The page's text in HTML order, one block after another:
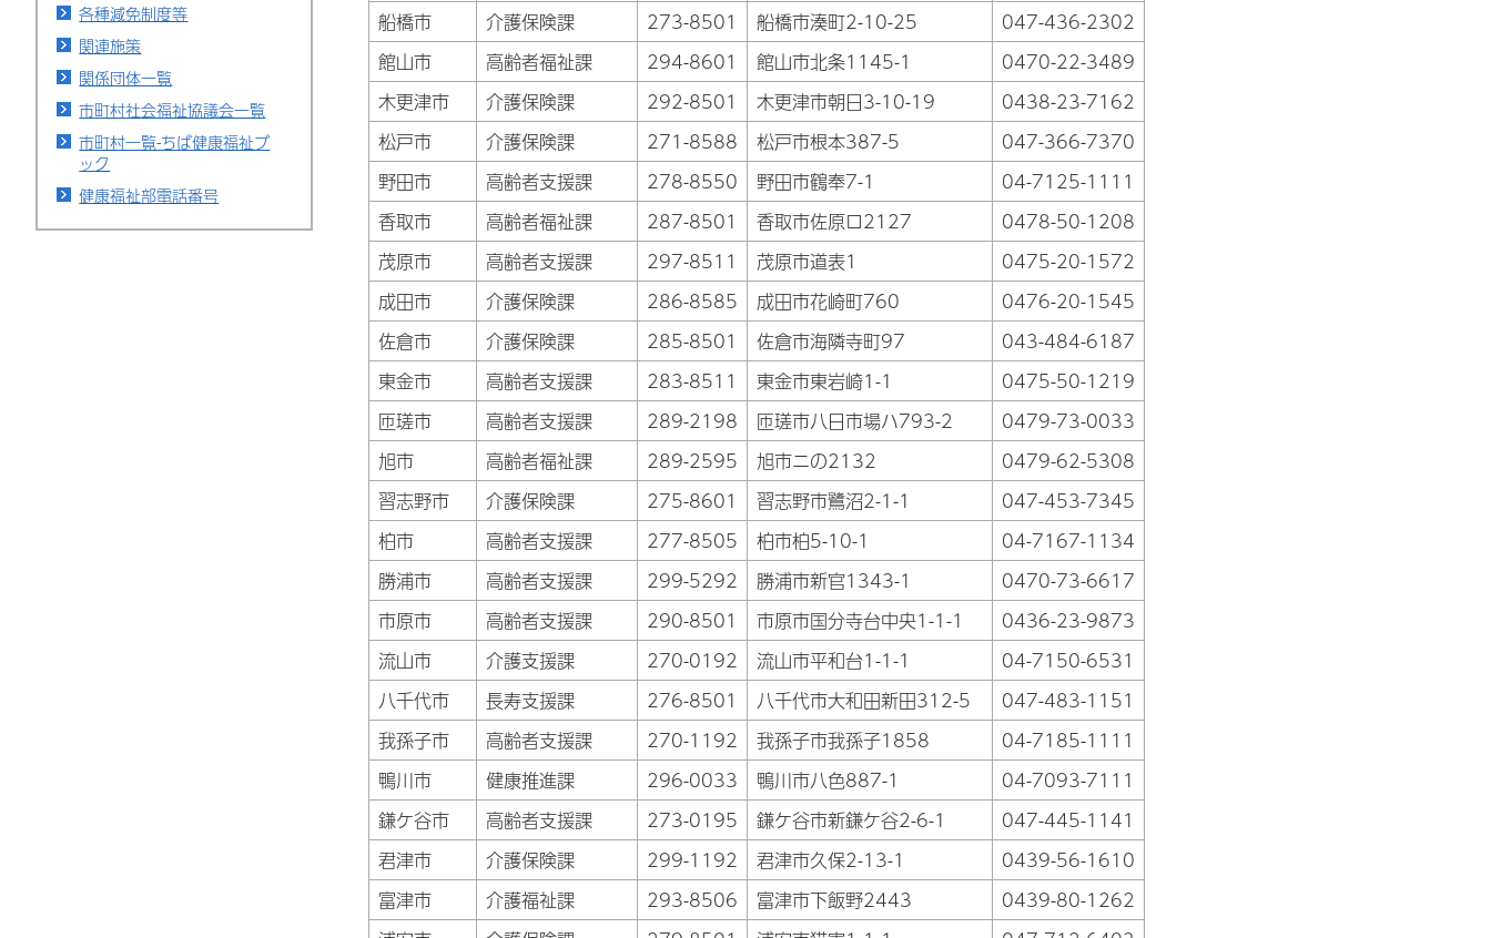
各種減免制度等
関連施策
関係団体一覧
市町村社会福祉協議会一覧
市町村一覧-ちば健康福祉ブ
ック
健康福祉部電話番号
船橋市
介護保険課 273-8501 船橋市湊町2-10-25
047-436-2302
館山市
高齢者福祉課 294-8601 館山市北条1145-1
0470-22-3489
木更津市
介護保険課 292-8501 木更津市朝日3-10-19
0438-23-7162
松戸市
介護保険課 271-8588 松戸市根本387-5
047-366-7370
野田市
高齢者支援課 278-8550 野田市鶴奉7-1
04-7125-1111
香取市
高齢者福祉課 287-8501 香取市佐原ロ2127
0478-50-1208
茂原市
高齢者支援課 297-8511 茂原市道表1
0475-20-1572
成田市
介護保険課 286-8585 成田市花崎町760
0476-20-1545
佐倉市
介護保険課 285-8501 佐倉市海隣寺町97
043-484-6187
東金市
高齢者支援課 283-8511 東金市東岩崎1-1
0475-50-1219
匝瑳市
高齢者支援課 289-2198 匝瑳市八日市場ハ793-2
0479-73-0033
旭市
高齢者福祉課 289-2595 旭市ニの2132
0479-62-5308
習志野市
介護保険課 275-8601 習志野市鷺沼2-1-1
047-453-7345
柏市
高齢者支援課 277-8505 柏市柏5-10-1
04-7167-1134
勝浦市
高齢者支援課 299-5292 勝浦市新官1343-1
0470-73-6617
市原市
高齢者支援課 290-8501 市原市国分寺台中央1-1-1
0436-23-9873
流山市
介護支援課 270-0192 流山市平和台1-1-1
04-7150-6531
八千代市
長寿支援課 276-8501 八千代市大和田新田312-5
047-483-1151
我孫子市
高齢者支援課 270-1192 我孫子市我孫子1858
04-7185-1111
鴨川市
健康推進課 296-0033 鴨川市八色887-1
04-7093-7111
鎌ケ谷市
高齢者支援課 273-0195 鎌ケ谷市新鎌ケ谷2-6-1
047-445-1141
君津市
介護保険課 299-1192 君津市久保2-13-1
0439-56-1610
富津市
介護福祉課 293-8506 富津市下飯野2443
0439-80-1262